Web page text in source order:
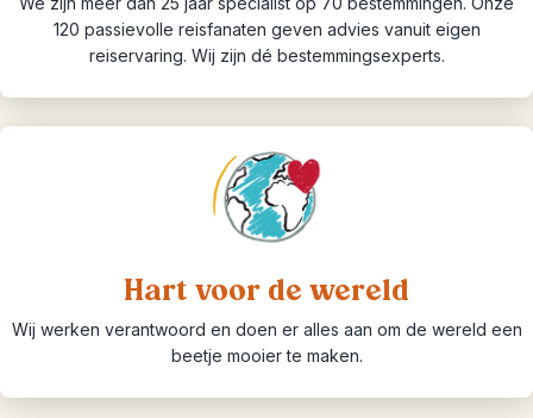
120 passievolle reisfanaten geven advies vanuit eigen
reiservaring. Wij zijn dé bestemmingsexperts.
Hart voor de wereld
Wij werken verantwoord en doen er alles aan om de wereld een
beetje mooier te maken.